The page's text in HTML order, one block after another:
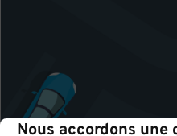
Nous accordons